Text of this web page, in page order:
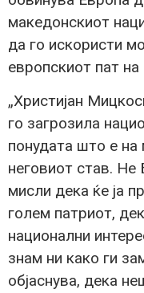
македонскиот
да го искористи
европскиот пат
„Христијан
го загрозила
понудата што е на
неговиот став. Не
мисли дека ќе ја
голем патриот,
национални
знам ни како ги
објаснува, дека